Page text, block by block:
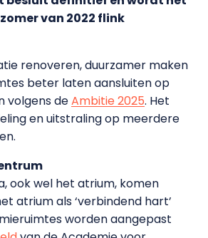
van 2022 flink
renoveren, duurzamer maken
beter laten aansluiten op
volgens deAmbitie 2025. Het
en uitstraling op meerdere
ook wel het atrium, komen
atrium als ‘verbindend hart’
worden aangepast